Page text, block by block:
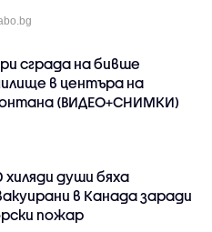
сграда на бивше
в центъра на
(ВИДЕО+СНИМКИ)
хиляди души бяха
в Канада заради
пожар